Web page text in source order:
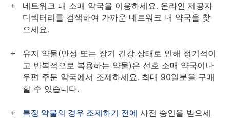
네트워크 내 소매 약국을 이용하세요. 온라인 제공자
디렉터리를 검색하여 가까운 네트워크 내 약국을 찾
으세요.
유지 약물(만성 또는 장기 건강 상태로 인해 정기적이
고 반복적으로 복용하는 약물)은 선호 소매 약국이나
우편 주문 약국에서 조제하세요. 최대 90일분을 구매
할 수 있습니다.
특정 약물의 경우 조제하기 전에 사전 승인을 받으세